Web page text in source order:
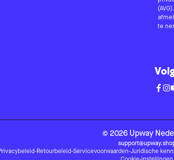
te
© 2026 Upway
-Retourbeleid-Servicevoorwaarden-Juridische